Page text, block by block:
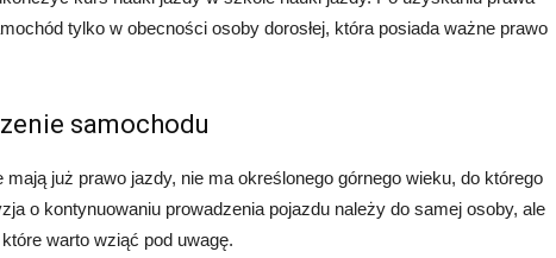
tylko w obecności osoby dorosłej, która posiada ważne prawo
samochodu
już prawo jazdy, nie ma określonego górnego wieku, do którego
o kontynuowaniu prowadzenia pojazdu należy do samej osoby, ale
warto wziąć pod uwagę.